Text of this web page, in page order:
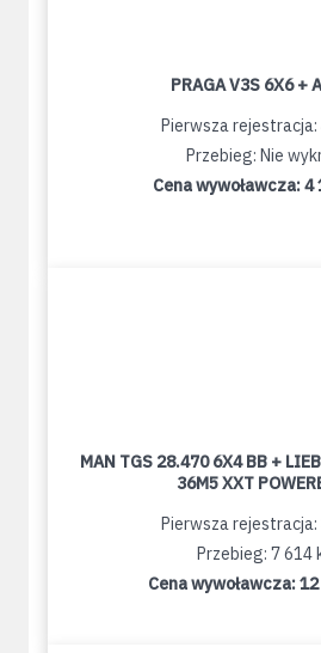
PRAGA V3S 6X6 +
Pierwsza
Przebieg: Nie
Cena wywoławcza:4
MAN TGS 28.470 6X4 BB +
36M5 XXT
Pierwsza
Przebieg: 7 614
Cena wywoławcza:12